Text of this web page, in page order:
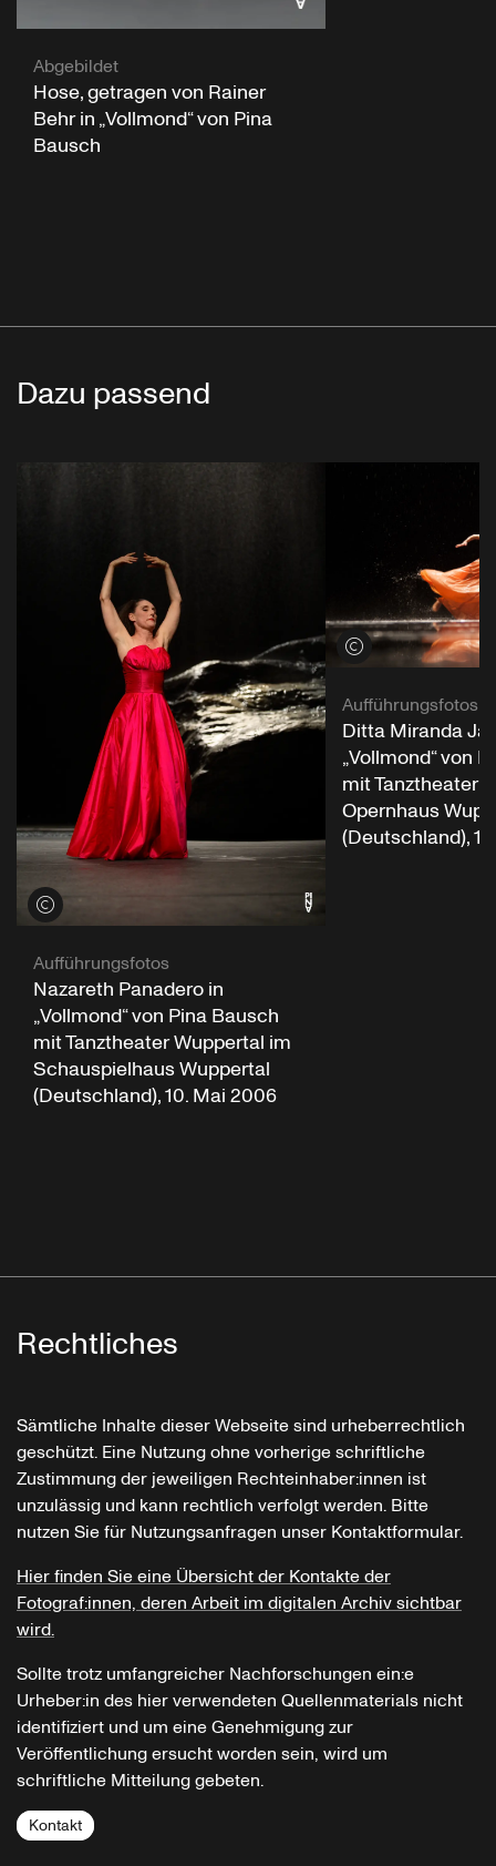
Abgebildet
Hose, getragen von Rainer
Behr in „Vollmond“ von Pina
Bausch
Dazu passend
Credits öffnen
Aufführungsfotos
Nazareth Panadero in
„Vollmond“ von Pina Bausch
mit Tanztheater Wuppertal im
Schauspielhaus Wuppertal
(Deutschland), 10. Mai 2006
Credits öffnen
Aufführungsfotos
Ditta Miranda
„Vollmond“ von
mit Tanztheater
Opernhaus
(Deutschland),
Rechtliches
Sämtliche Inhalte dieser Webseite sind urheberrechtlich
geschützt. Eine Nutzung ohne vorherige schriftliche
Zustimmung der jeweiligen Rechteinhaber:innen ist
unzulässig und kann rechtlich verfolgt werden. Bitte
nutzen Sie für Nutzungsanfragen unser Kontaktformular.
Hier finden Sie eine Übersicht der Kontakte der
Fotograf:innen, deren Arbeit im digitalen Archiv sichtbar
wird.
Sollte trotz umfangreicher Nachforschungen ein:e
Urheber:in des hier verwendeten Quellenmaterials nicht
identifiziert und um eine Genehmigung zur
Veröffentlichung ersucht worden sein, wird um
schriftliche Mitteilung gebeten.
Kontakt